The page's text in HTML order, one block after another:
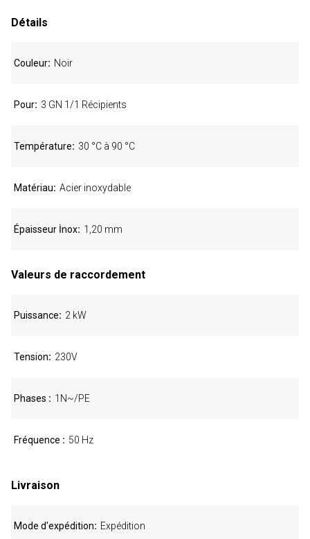
Détails
Couleur Noir
Pour 3 GN 1/1 Récipients
Température 30 °C à 90 °C
Matériau Acier inoxydable
Épaisseur İnox 1,20 mm
Valeurs de raccordement
Puissance 2 kW
Tension 230V
Phases 1N~/PE
Fréquence 50 Hz
Livraison
Mode d'expédition Expédition